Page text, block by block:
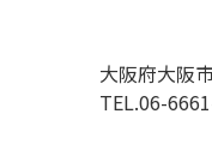
大阪府大阪
TEL.06-